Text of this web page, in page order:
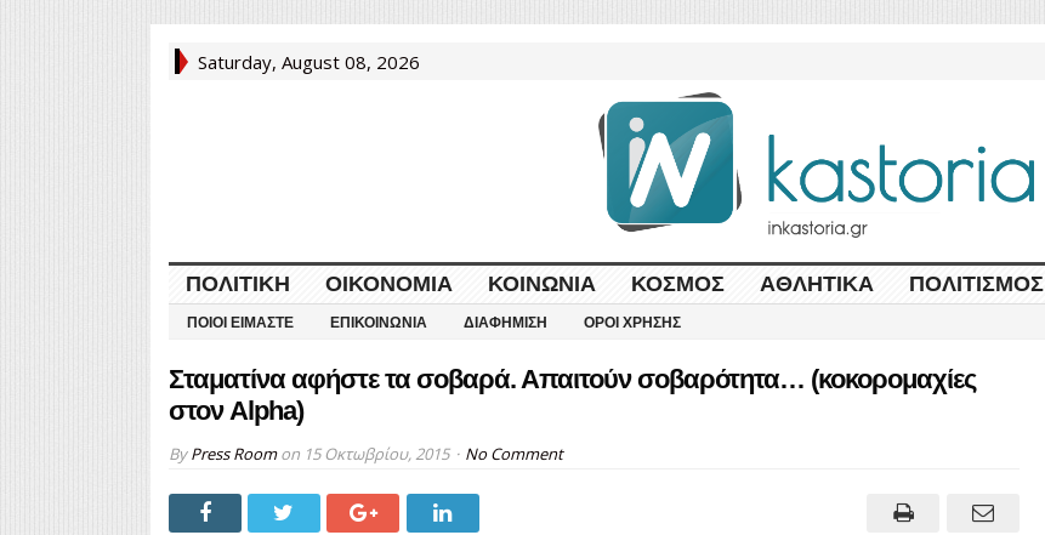
Saturday, August 08, 2026
ΠΟΛΙΤΙΚΉ ΟΙΚΟΝΟΜΊΑ ΚΟΙΝΩΝΊΑ ΚΌΣΜΟΣ ΑΘΛΗΤΙΚΆ ΠΟΛΙΤΙΣΜΌΣ
ΠΟΙΟΙ ΕΊΜΑΣΤΕ ΕΠΙΚΟΙΝΩΝΊΑ ΔΙΑΦΉΜΙΣΗ ΌΡΟΙ ΧΡΉΣΗΣ
Σταματίνα αφήστε τα σοβαρά. Απαιτούν σοβαρότητα… (κοκορομαχίες
στον Alpha)
ByPress Roomon 15 Οκτωβρίου, 2015 No Comment